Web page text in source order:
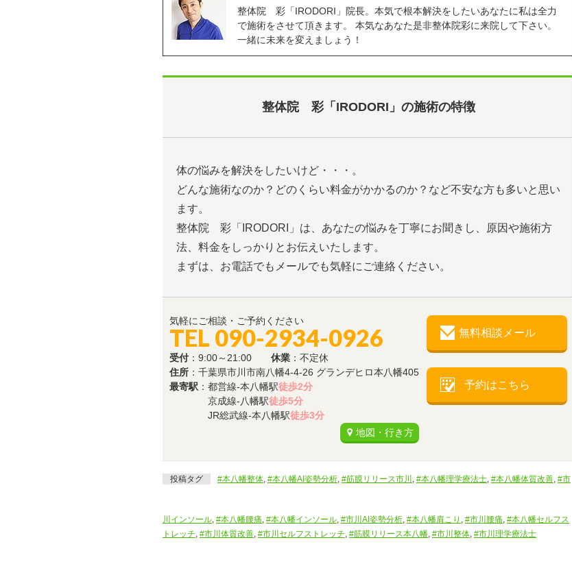
整体院 彩「IRODORI」院長。本気で根本解決をしたいあなたに私は全力
で施術をさせて頂きます。 本気なあなた是非整体院彩に来院して下さい。
一緒に未来を変えましょう！
整体院 彩「IRODORI」の施術の特徴
体の悩みを解決をしたいけど・・・。
どんな施術なのか？どのくらい料金がかかるのか？など不安な方も多いと思い
ます。
整体院 彩「IRODORI」は、あなたの悩みを丁寧にお聞きし、原因や施術方
法、料金をしっかりとお伝えいたします。
まずは、お電話でもメールでも気軽にご連絡ください。
気軽にご相談・ご予約ください
TEL 090-2934-0926
受付 ：9:00～21:00 休業 ：不定休
住所 ：千葉県市川市南八幡4-4-26 グランデヒロ本八幡405
最寄駅 ：都営線-本八幡駅徒歩2分
京成線-八幡駅徒歩5分
JR総武線-本八幡駅徒歩3分
地図・行き方
無料相談メール
予約はこちら
投稿タグ #本八幡整体, #本八幡AI姿勢分析, #筋膜リリース市川 , #本八幡理学療法士, #本八幡体質改善, #市
川インソール, #本八幡腰痛, #本八幡インソール, #市川AI姿勢分析, #本八幡肩こり , #市川腰痛, #本八幡セルフス
トレッチ, #市川体質改善, #市川セルフストレッチ, #筋膜リリース本八幡, #市川整体, #市川理学療法士